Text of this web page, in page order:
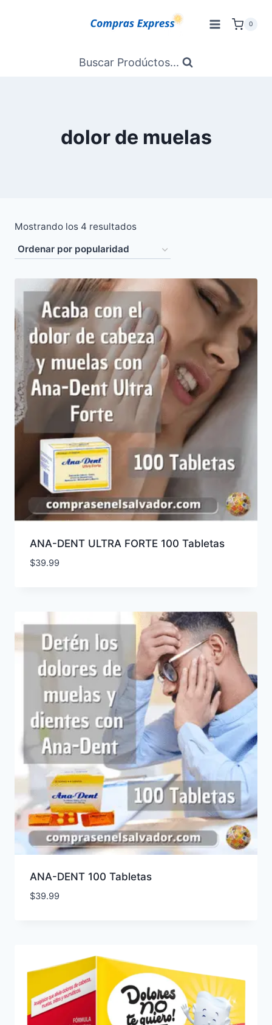
0
Buscar Prodúctos...
dolor de muelas
Mostrando los 4 resultadosOrdenado
popularidad
ANA-DENT ULTRA FORTE 100 Tabletas
$39.99
ANA-DENT 100 Tabletas
$39.99